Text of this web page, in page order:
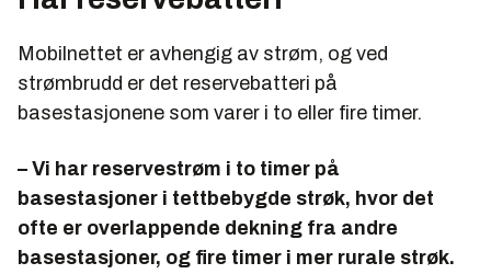
Mobilnettet er avhengig av strøm, og ved
strømbrudd er det reservebatteri på
basestasjonene som varer i to eller fire timer.
– Vi har reservestrøm i to timer på
basestasjoner i tettbebygde strøk, hvor det
ofte er overlappende dekning fra andre
basestasjoner, og fire timer i mer rurale strøk.